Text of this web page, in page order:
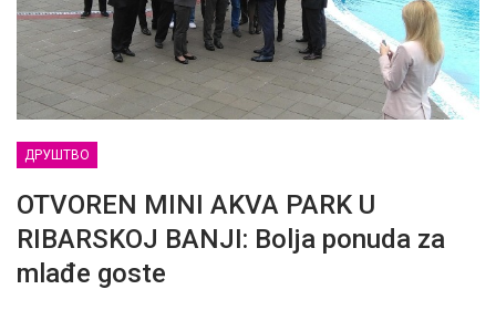
ДРУШТВО
OTVOREN MINI AKVA PARK U
RIBARSKOJ BANJI: Bolja ponuda za
mlađe goste